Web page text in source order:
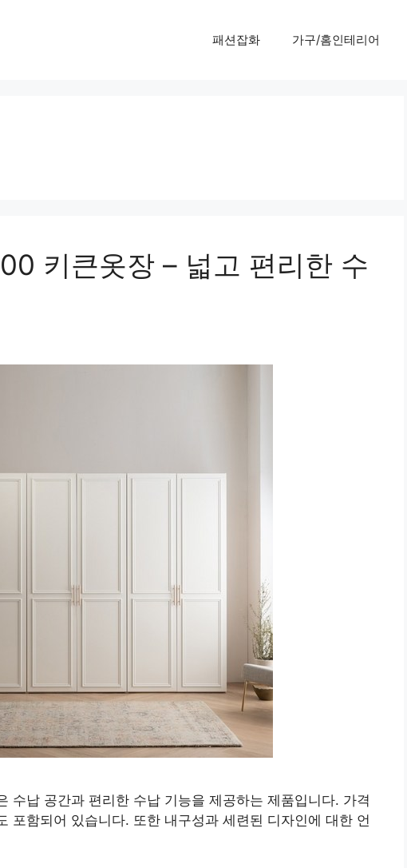
패션잡화 가구/홈인테리어
키큰옷장 – 넓고 편리한 수
수납 공간과 편리한 수납 기능을 제공하는 제품입니다. 가격
포함되어 있습니다. 또한 내구성과 세련된 디자인에 대한 언